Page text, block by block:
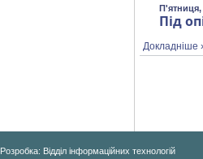
П'ятниця,
Під
Докладніше
Розробка: Відділ інформаційних технологій